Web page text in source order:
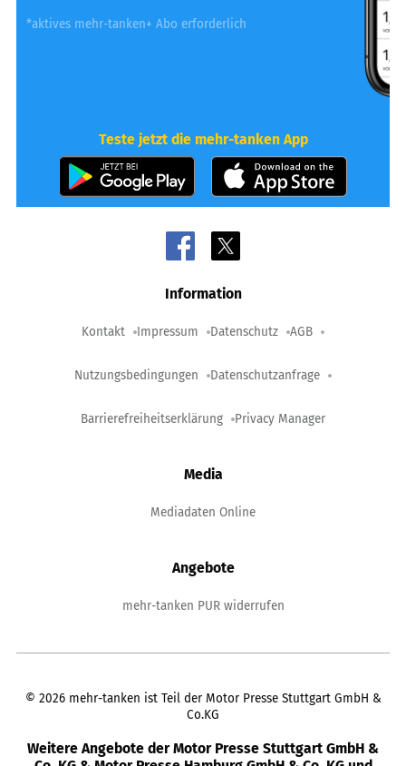
*aktives mehr-tanken+ Abo erforderlich
Teste jetzt die mehr-tanken App
Information
Kontakt Impressum Datenschutz AGB
Nutzungsbedingungen Datenschutzanfrage
Barrierefreiheitserklärung Privacy Manager
Media
Mediadaten Online
Angebote
mehr-tanken PUR widerrufen
© 2026 mehr-tanken ist Teil der Motor Presse Stuttgart GmbH &
Co.KG
Weitere Angebote der Motor Presse Stuttgart GmbH &